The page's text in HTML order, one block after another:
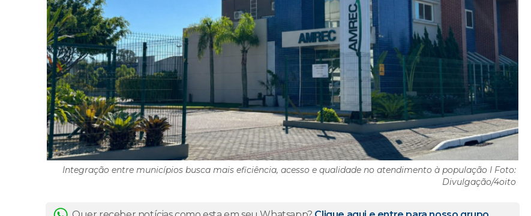
Integração entre municípios busca mais eficiência, acesso e qualidade no atendimento à população I Foto:
Divulgação/4oito